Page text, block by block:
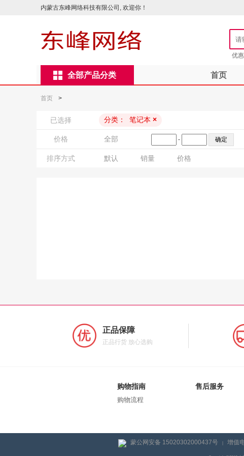
内蒙古东峰网络科技有限公司, 欢迎你！
优惠
全部产品分类 首页
首页 >
已选择 分类： 笔记本 ×
价格 全部 -
排序方式 默认 销量 价格
正品保障
正品行货 放心选购
购物指南
购物流程
售后服务
蒙公网安备 15020302000437号 | 增值